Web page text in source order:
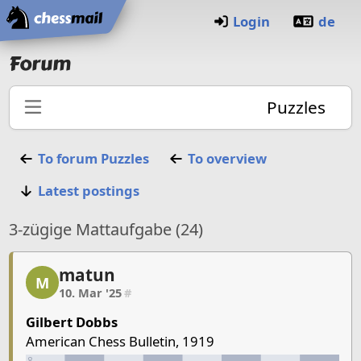
Home
Login de
Forum
Puzzles
To forum Puzzles
To overview
Latest postings
3-zügige Mattaufgabe (24)
matun, 1/6, 10. Mar '25
M matun
10. Mar '25#
Gilbert Dobbs
American Chess Bulletin, 1919